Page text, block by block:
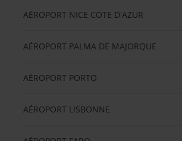
AÉROPORT NICE CÖTE D'AZUR
AÉROPORT PALMA DE MAJORQUE
AÉROPORT PORTO
AÉROPORT LISBONNE